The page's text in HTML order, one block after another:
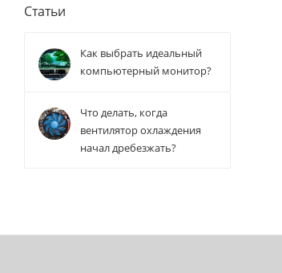
Статьи
Как выбрать идеальный
компьютерный монитор?
Что делать, когда
вентилятор охлаждения
начал дребезжать?